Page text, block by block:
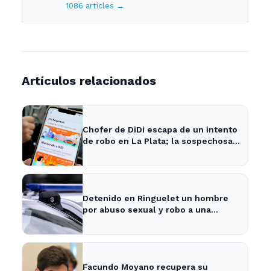
1086 articles →
Artículos relacionados
Chofer de DiDi escapa de un intento
de robo en La Plata; la sospechosa
Detenido en Ringuelet un hombre
por abuso sexual y robo a una
Facundo Moyano recupera su